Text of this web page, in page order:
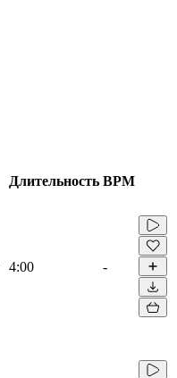
Длительность BPM
4:00 -